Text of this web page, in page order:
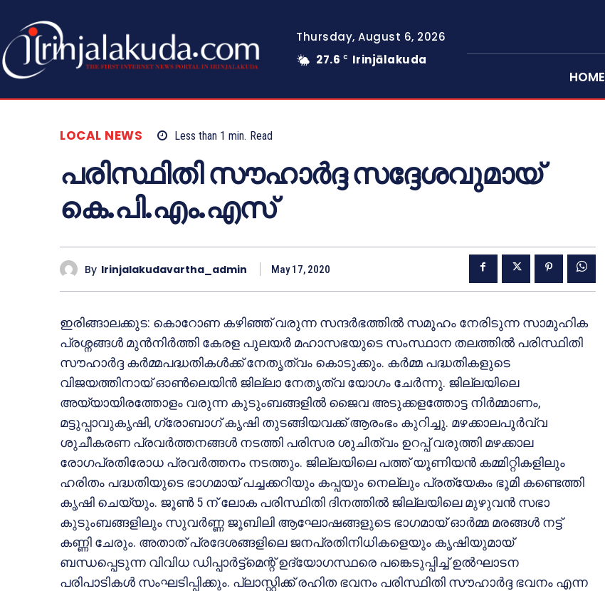
Thursday, August 6, 2026
27.6 C Irinjālakuda
HOME
LOCAL NEWS Less than 1 min. Read
പരിസ്ഥിതി സൗഹാർദ്ദ സദ്ദേശവുമായ്
കെ.പി.എം.എസ്
By Irinjalakudavartha_admin May 17, 2020
ഇരിങ്ങാലക്കുട: കൊറോണ കഴിഞ്ഞ് വരുന്ന സന്ദർഭത്തിൽ സമൂഹം നേരിടുന്ന സാമൂഹിക
പ്രശ്നങ്ങൾ മുൻനിർത്തി കേരള പുലയർ മഹാസഭയുടെ സംസ്ഥാന തലത്തിൽ പരിസ്ഥിതി
സൗഹാർദ്ദ കർമ്മപദ്ധതികൾക്ക് നേതൃത്വം കൊടുക്കും. കർമ്മ പദ്ധതികളുടെ
വിജയത്തിനായ് ഓൺലെയിൻ ജില്ലാ നേതൃത്വ യോഗം ചേർന്നു. ജില്ലയിലെ
അയ്യായിരത്തോളം വരുന്ന കുടുംബങ്ങളിൽ ജൈവ അടുക്കളത്തോട്ട നിർമ്മാണം,
മട്ടുപ്പാവുകൃഷി, ഗ്രോബാഗ് കൃഷി തുടങ്ങിയവക്ക് ആരംഭം കുറിച്ചു. മഴക്കാലപൂർവ്വ
ശുചീകരണ പ്രവർത്തനങ്ങൾ നടത്തി പരിസര ശുചിത്വം ഉറപ്പ് വരുത്തി മഴക്കാല
രോഗപ്രതിരോധ പ്രവർത്തനം നടത്തും. ജില്ലയിലെ പത്ത് യൂണിയൻ കമ്മിറ്റികളിലും
ഹരിതം പദ്ധതിയുടെ ഭാഗമായ് പച്ചക്കറിയും കപ്പയും നെല്ലും പ്രത്യേകം ഭൂമി കണ്ടെത്തി
കൃഷി ചെയ്യും. ജൂൺ 5 ന് ലോക പരിസ്ഥിതി ദിനത്തിൽ ജില്ലയിലെ മുഴുവൻ സഭാ
കുടുംബങ്ങളിലും സുവർണ്ണ ജൂബിലി ആഘോഷങ്ങളുടെ ഭാഗമായ് ഓർമ്മ മരങ്ങൾ നട്ട്
കണ്ണി ചേരും. അതാത് പ്രദേശങ്ങളിലെ ജനപ്രതിനിധികളെയും കൃഷിയുമായ്
ബന്ധപ്പെടുന്ന വിവിധ ഡിപ്പാർട്ട്മെന്റ് ഉദ്യോഗസ്ഥരെ പങ്കെടുപ്പിച്ച് ഉൽഘാടന
പരിപാടികൾ സംഘടിപ്പിക്കും. പ്ലാസ്റ്റിക്ക് രഹിത ഭവനം പരിസ്ഥിതി സൗഹാർദ്ദ ഭവനം എന്ന